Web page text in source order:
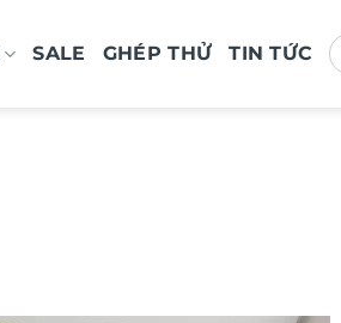
SALE GHÉP THỬ TIN TỨC